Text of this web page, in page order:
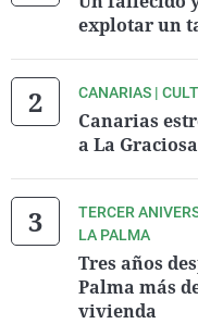
explotar un
CANARIAS |
Canarias
a La Graciosa
TERCER
LA PALMA
Tres años
Palma más
vivienda